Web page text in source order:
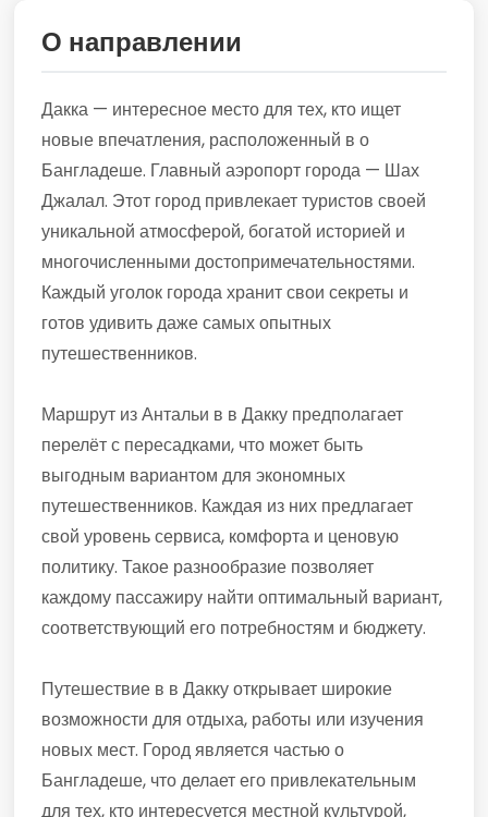
О направлении
Дакка — интересное место для тех, кто ищет
новые впечатления, расположенный в о
Бангладеше. Главный аэропорт города — Шах
Джалал. Этот город привлекает туристов своей
уникальной атмосферой, богатой историей и
многочисленными достопримечательностями.
Каждый уголок города хранит свои секреты и
готов удивить даже самых опытных
путешественников.
Маршрут из Антальи в в Дакку предполагает
перелёт с пересадками, что может быть
выгодным вариантом для экономных
путешественников. Каждая из них предлагает
свой уровень сервиса, комфорта и ценовую
политику. Такое разнообразие позволяет
каждому пассажиру найти оптимальный вариант,
соответствующий его потребностям и бюджету.
Путешествие в в Дакку открывает широкие
возможности для отдыха, работы или изучения
новых мест. Город является частью о
Бангладеше, что делает его привлекательным
для тех, кто интересуется местной культурой,